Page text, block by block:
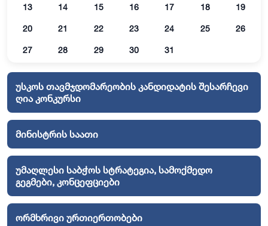
13 14 15 16 17 18 19
20 21 22 23 24 25 26
27 28 29 30 31
უსკოს თავმჯდომარეობის კანდიდატის შესარჩევი
ღია კონკურსი
მინისტრის საათი
უმაღლესი საბჭოს სტრატეგია, სამოქმედო
გეგმები, კონცეფციები
ორმხრივი ურთიერთობები